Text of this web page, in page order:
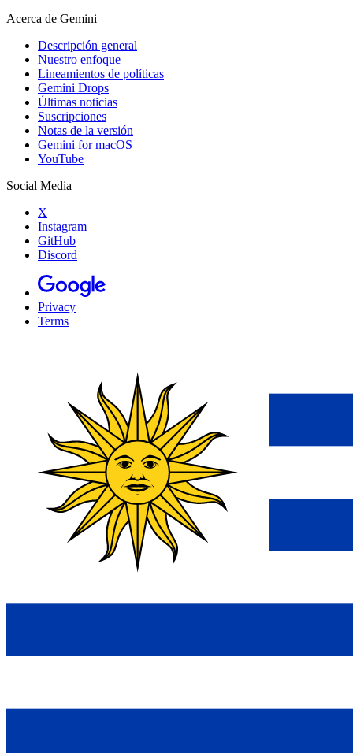
Acerca de Gemini
Descripción general
Nuestro enfoque
Lineamientos de políticas
Gemini Drops
Últimas noticias
Suscripciones
Notas de la versión
Gemini for macOS
YouTube
Social Media
X
Instagram
GitHub
Discord
Privacy
Terms